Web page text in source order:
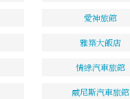
愛神旅館
雅築大飯店
情綠汽車旅館
威尼斯汽車旅館